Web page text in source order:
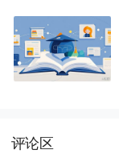
评论区